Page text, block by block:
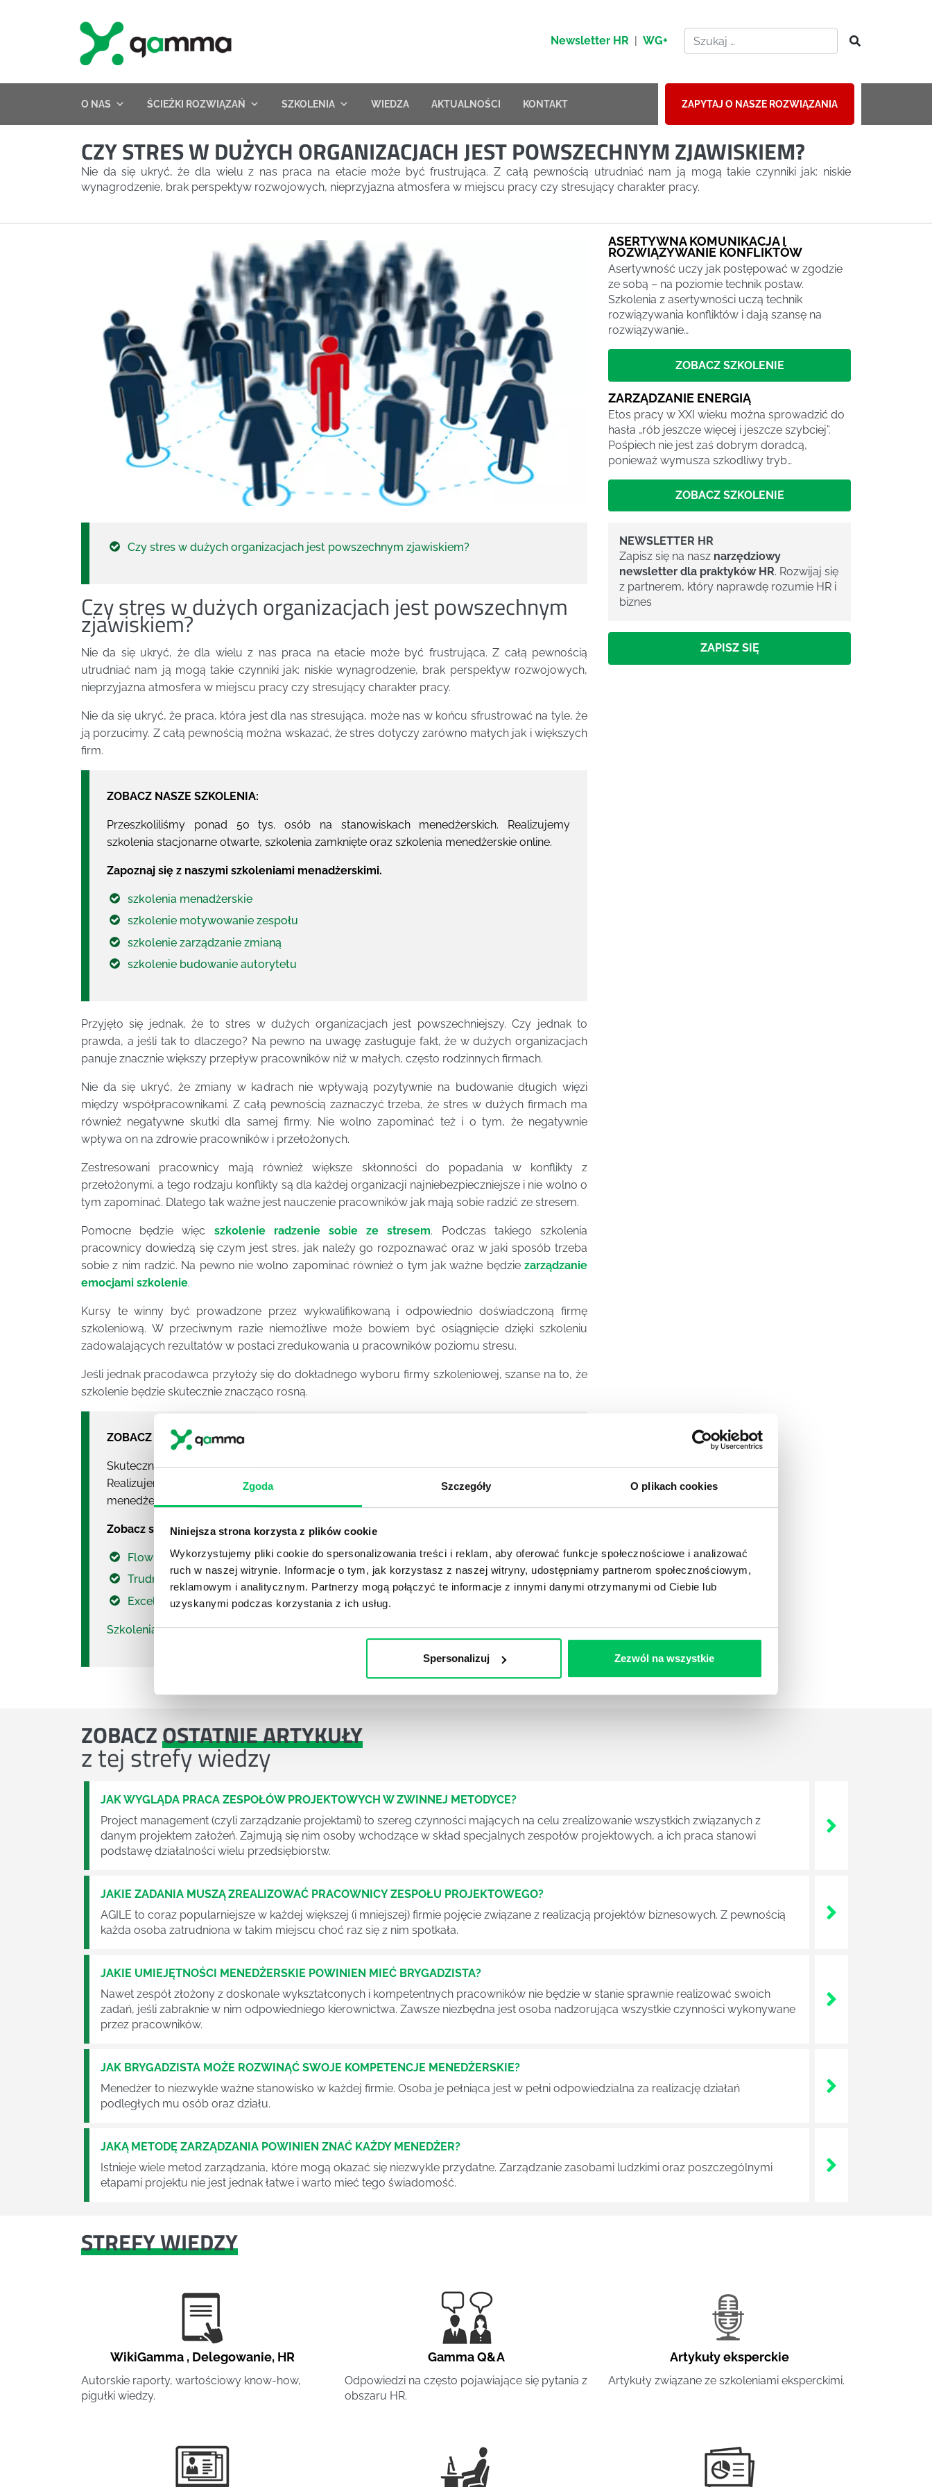
Zgoda Szczegóły O plikach cookies
Niniejsza strona korzysta z plików cookie
Wykorzystujemy pliki cookie do spersonalizowania treści i reklam, aby oferować funkcje społecznościowe i analizować
ruch w naszej witrynie. Informacje o tym, jak korzystasz z naszej witryny, udostępniamy partnerom społecznościowym,
reklamowym i analitycznym. Partnerzy mogą połączyć te informacje z innymi danymi otrzymanymi od Ciebie lub
uzyskanymi podczas korzystania z ich usług.
Spersonalizuj Zezwól na wszystkie
Newsletter HR | WG+
O NAS ŚCIEŻKI ROZWIĄZAŃ SZKOLENIA WIEDZA AKTUALNOŚCI KONTAKT ZAPYTAJ O NASZE ROZWIĄZANIA
CZY STRES W DUŻYCH ORGANIZACJACH JEST POWSZECHNYM ZJAWISKIEM?
Nie da się ukryć, że dla wielu z nas praca na etacie może być frustrująca. Z całą pewnością utrudniać nam ją mogą takie czynniki jak: niskie
wynagrodzenie, brak perspektyw rozwojowych, nieprzyjazna atmosfera w miejscu pracy czy stresujący charakter pracy.
Czy stres w dużych organizacjach jest powszechnym zjawiskiem?
Czy stres w dużych organizacjach jest powszechnym
zjawiskiem?
Nie da się ukryć, że dla wielu z nas praca na etacie może być frustrująca. Z całą pewnością
utrudniać nam ją mogą takie czynniki jak: niskie wynagrodzenie, brak perspektyw rozwojowych,
nieprzyjazna atmosfera w miejscu pracy czy stresujący charakter pracy.
Nie da się ukryć, że praca, która jest dla nas stresująca, może nas w końcu sfrustrować na tyle, że
ją porzucimy. Z całą pewnością można wskazać, że stres dotyczy zarówno małych jak i większych
firm.
ZOBACZ NASZE SZKOLENIA:
Przeszkoliliśmy ponad 50 tys. osób na stanowiskach menedżerskich. Realizujemy
szkolenia stacjonarne otwarte, szkolenia zamknięte oraz szkolenia menedżerskie online.
Zapoznaj się z naszymi szkoleniami menadżerskimi.
szkolenia menadżerskie
szkolenie motywowanie zespołu
szkolenie zarządzanie zmianą
szkolenie budowanie autorytetu
Przyjęło się jednak, że to stres w dużych organizacjach jest powszechniejszy. Czy jednak to
prawda, a jeśli tak to dlaczego? Na pewno na uwagę zasługuje fakt, że w dużych organizacjach
panuje znacznie większy przepływ pracowników niż w małych, często rodzinnych firmach.
Nie da się ukryć, że zmiany w kadrach nie wpływają pozytywnie na budowanie długich więzi
między współpracownikami. Z całą pewnością zaznaczyć trzeba, że stres w dużych firmach ma
również negatywne skutki dla samej firmy. Nie wolno zapominać też i o tym, że negatywnie
wpływa on na zdrowie pracowników i przełożonych.
Zestresowani pracownicy mają również większe skłonności do popadania w konflikty z
przełożonymi, a tego rodzaju konflikty są dla każdej organizacji najniebezpieczniejsze i nie wolno o
tym zapominać. Dlatego tak ważne jest nauczenie pracowników jak mają sobie radzić ze stresem.
Pomocne będzie więc szkolenie radzenie sobie ze stresem. Podczas takiego szkolenia
pracownicy dowiedzą się czym jest stres, jak należy go rozpoznawać oraz w jaki sposób trzeba
sobie z nim radzić. Na pewno nie wolno zapominać również o tym jak ważne będzie zarządzanie
emocjami szkolenie.
Kursy te winny być prowadzone przez wykwalifikowaną i odpowiednio doświadczoną firmę
szkoleniową. W przeciwnym razie niemożliwe może bowiem być osiągnięcie dzięki szkoleniu
zadowalających rezultatów w postaci zredukowania u pracowników poziomu stresu.
Jeśli jednak pracodawca przyłoży się do dokładnego wyboru firmy szkoleniowej, szanse na to, że
szkolenie będzie skutecznie znacząco rosną.
ZOBACZ NASZE SZKOLENIA:
Skuteczne budowanie efektywności firmy poprzez rozwój kadry menedżerskiej.
Realizujemy szkolenia stacjonarne otwarte, szkolenia zamknięte oraz szkolenia
menedżerskie online.
Zobacz szkolenia związane z obszarem menadżerskim:
Flow - jak przejść od apatii do pasji w miejscu pracy?
Trudne, wyzwaniowe rozmowy menedżerskie
Excellent Manager- sztuka delegowania i motywowania zespołu
Szkolenia menadżerskie- pełna lista.
ASERTYWNA KOMUNIKACJA I
ROZWIĄZYWANIE KONFLIKTÓW
Asertywność uczy jak postępować w zgodzie
ze sobą – na poziomie technik postaw.
Szkolenia z asertywności uczą technik
rozwiązywania konfliktów i dają szansę na
rozwiązywanie…
ZOBACZ SZKOLENIE
ZARZĄDZANIE ENERGIĄ
Etos pracy w XXI wieku można sprowadzić do
hasła „rób jeszcze więcej i jeszcze szybciej”.
Pośpiech nie jest zaś dobrym doradcą,
ponieważ wymusza szkodliwy tryb…
ZOBACZ SZKOLENIE
NEWSLETTER HR
Zapisz się na nasz narzędziowy
newsletter dla praktyków HR. Rozwijaj się
z partnerem, który naprawdę rozumie HR i
biznes
ZAPISZ SIĘ
ZOBACZOSTATNIE ARTYKUŁY
z tej strefy wiedzy
JAK WYGLĄDA PRACA ZESPOŁÓW PROJEKTOWYCH W ZWINNEJ METODYCE?
Project management (czyli zarządzanie projektami) to szereg czynności mających na celu zrealizowanie wszystkich związanych z
danym projektem założeń. Zajmują się nim osoby wchodzące w skład specjalnych zespołów projektowych, a ich praca stanowi
podstawę działalności wielu przedsiębiorstw.
JAKIE ZADANIA MUSZĄ ZREALIZOWAĆ PRACOWNICY ZESPOŁU PROJEKTOWEGO?
AGILE to coraz popularniejsze w każdej większej (i mniejszej) firmie pojęcie związane z realizacją projektów biznesowych. Z pewnością
każda osoba zatrudniona w takim miejscu choć raz się z nim spotkała.
JAKIE UMIEJĘTNOŚCI MENEDŻERSKIE POWINIEN MIEĆ BRYGADZISTA?
Nawet zespół złożony z doskonale wykształconych i kompetentnych pracowników nie będzie w stanie sprawnie realizować swoich
zadań, jeśli zabraknie w nim odpowiedniego kierownictwa. Zawsze niezbędna jest osoba nadzorująca wszystkie czynności wykonywane
przez pracowników.
JAK BRYGADZISTA MOŻE ROZWINĄĆ SWOJE KOMPETENCJE MENEDŻERSKIE?
Menedżer to niezwykle ważne stanowisko w każdej firmie. Osoba je pełniąca jest w pełni odpowiedzialna za realizację działań
podległych mu osób oraz działu.
JAKĄ METODĘ ZARZĄDZANIA POWINIEN ZNAĆ KAŻDY MENEDŻER?
Istnieje wiele metod zarządzania, które mogą okazać się niezwykle przydatne. Zarządzanie zasobami ludzkimi oraz poszczególnymi
etapami projektu nie jest jednak łatwe i warto mieć tego świadomość.
STREFY WIEDZY
WikiGamma , Delegowanie, HR
Autorskie raporty, wartościowy know-how,
pigułki wiedzy.
Gamma Q&A
Odpowiedzi na często pojawiające się pytania z
obszaru HR.
Artykuły eksperckie
Artykuły związane ze szkoleniami eksperckimi.